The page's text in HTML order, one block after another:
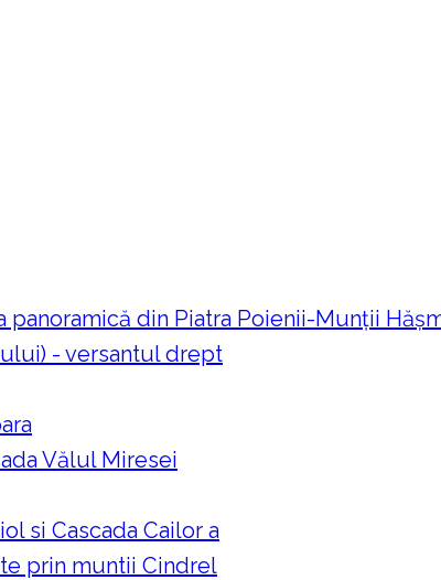
din Piatra Poienii-Munții
- versantul drept
Vălul Miresei
si Cascada Cailor a
prin muntii Cindrel